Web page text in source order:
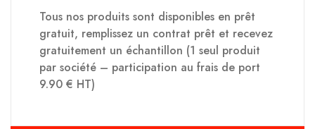
Tous nos produits sont disponibles en prêt
gratuit, remplissez un contrat prêt et recevez
gratuitement un échantillon (1 seul produit
par société – participation au frais de port
9.90 € HT)